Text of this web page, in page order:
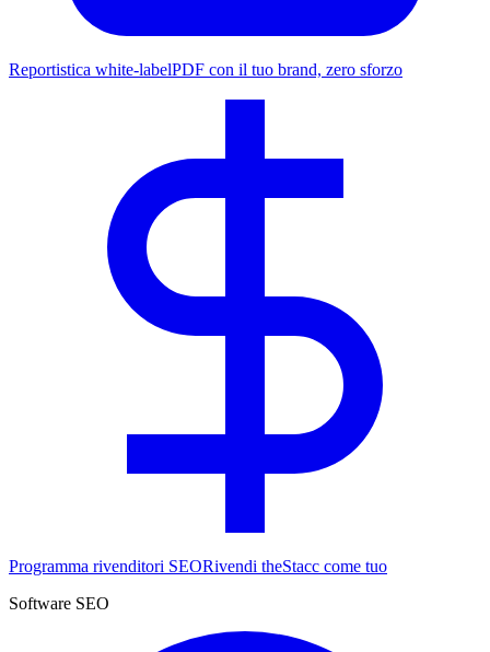
Reportistica white-labelPDF con il tuo brand, zero sforzo
Programma rivenditori SEORivendi theStacc come tuo
Software SEO